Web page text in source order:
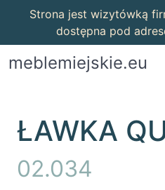
Strona jest wizytówką
dostępna pod
meblemiejskie.eu
ŁAWKA
02.034